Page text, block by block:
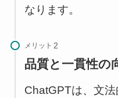
なります。
メリット
品質と一貫性の
ChatGPTは、文